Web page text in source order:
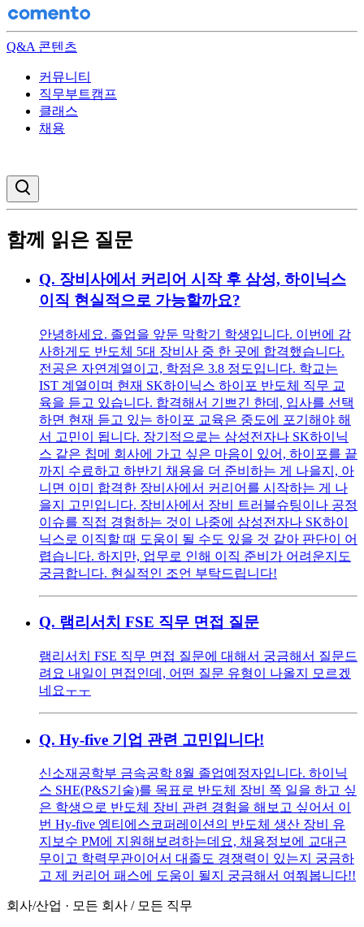
Q&A 콘텐츠
커뮤니티
직무부트캠프
클래스
채용
함께 읽은 질문
Q. 장비사에서 커리어 시작 후 삼성, 하이닉스
이직 현실적으로 가능할까요?
안녕하세요. 졸업을 앞둔 막학기 학생입니다. 이번에 감
사하게도 반도체 5대 장비사 중 한 곳에 합격했습니다.
전공은 자연계열이고, 학점은 3.8 정도입니다. 학교는
IST 계열이며 현재 SK하이닉스 하이포 반도체 직무 교
육을 듣고 있습니다. 합격해서 기쁘긴 한데, 입사를 선택
하면 현재 듣고 있는 하이포 교육은 중도에 포기해야 해
서 고민이 됩니다. 장기적으로는 삼성전자나 SK하이닉
스 같은 칩메 회사에 가고 싶은 마음이 있어, 하이포를 끝
까지 수료하고 하반기 채용을 더 준비하는 게 나을지, 아
니면 이미 합격한 장비사에서 커리어를 시작하는 게 나
을지 고민입니다. 장비사에서 장비 트러블슈팅이나 공정
이슈를 직접 경험하는 것이 나중에 삼성전자나 SK하이
닉스로 이직할 때 도움이 될 수도 있을 것 같아 판단이 어
렵습니다. 하지만, 업무로 인해 이직 준비가 어려운지도
궁금합니다. 현실적인 조언 부탁드립니다!
Q. 램리서치 FSE 직무 면접 질문
램리서치 FSE 직무 면접 질문에 대해서 궁금해서 질문드
려요 내일이 면접인데, 어떤 질문 유형이 나올지 모르겠
네요ㅜㅜ
Q. Hy-five 기업 관련 고민입니다!
신소재공학부 금속공학 8월 졸업예정자입니다. 하이닉
스 SHE(P&S기술)를 목표로 반도체 장비 쪽 일을 하고 싶
은 학생으로 반도체 장비 관련 경험을 해보고 싶어서 이
번 Hy-five 엠티에스코퍼레이션의 반도체 생산 장비 유
지보수 PM에 지원해보려하는데요, 채용정보에 교대근
무이고 학력무관이어서 대졸도 경쟁력이 있는지 궁금하
고 제 커리어 패스에 도움이 될지 궁금해서 여쭤봅니다!!
회사/산업 · 모든 회사 / 모든 직무